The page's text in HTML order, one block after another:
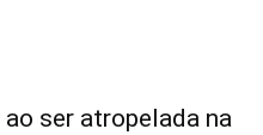
ao ser atropelada na